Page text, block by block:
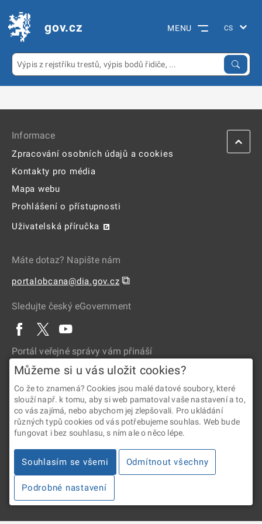
gov.cz MENU
Informace
Zpracování osobních údajů a cookies
Kontakty pro média
Mapa webu
Prohlášení o přístupnosti
Uživatelská příručka
Máte dotaz? Napište nám
portalobcana@dia.gov.cz ⧉
Sledujte český eGovernment
Portál veřejné správy vám přináší
2026 © Digitální a informační agentura • Informace jsou poskytovány
v souladu se zákonem č. 106/1999 Sb., o svobodném přístupu
Verze 4.2.288
Můžeme si u vás uložit cookies?
Co že to znamená? Cookies jsou malé datové soubory, které
slouží např. k tomu, aby si web pamatoval vaše nastavení a to,
co vás zajímá, nebo abychom jej zlepšovali. Pro ukládání
různých typů cookies od vás potřebujeme souhlas. Web bude
fungovat i bez souhlasu, s ním ale o něco lépe.
Souhlasím se všemi Odmítnout všechny
Podrobné nastavení